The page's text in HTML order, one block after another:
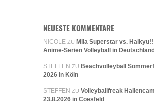
NEUESTE KOMMENTARE
NICOLE ZU Mila Superstar vs. Haikyu!!
Anime-Serien Volleyball in
STEFFEN ZU Beachvolleyball
2026 in Köln
STEFFEN ZU Volleyballfreak
23.8.2026 in Coesfeld